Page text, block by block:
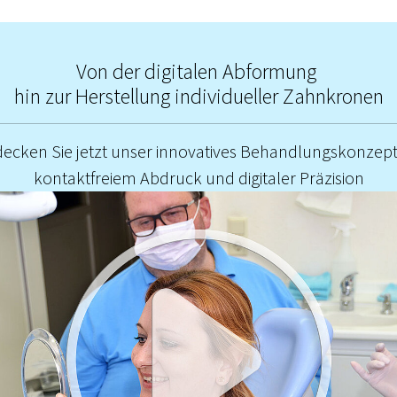
Von der digitalen Abformung
hin zur Herstellung individueller Zahnkronen
Sie jetzt unser innovatives
kontaktfreiem Abdruck und digitaler Präzision